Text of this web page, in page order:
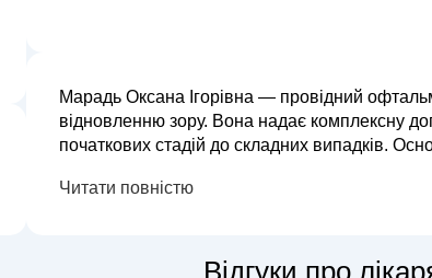
Марадь Оксана Ігорівна — провідний
відновленню зору. Вона надає комплексну
початкових стадій до складних випадків. Основні напрямки її роботи включають діагностику та лікування
Читати повністю
Відгуки про